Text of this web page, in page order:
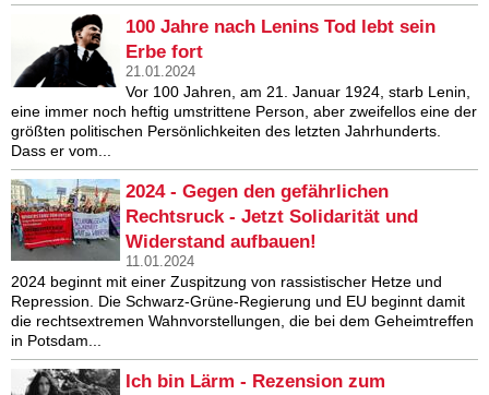
100 Jahre nach Lenins Tod lebt sein
Erbe fort
21.01.2024
Vor 100 Jahren, am 21. Januar 1924, starb Lenin,
eine immer noch heftig umstrittene Person, aber zweifellos eine der
größten politischen Persönlichkeiten des letzten Jahrhunderts.
Dass er vom...
2024 - Gegen den gefährlichen
Rechtsruck - Jetzt Solidarität und
Widerstand aufbauen!
11.01.2024
2024 beginnt mit einer Zuspitzung von rassistischer Hetze und
Repression. Die Schwarz-Grüne-Regierung und EU beginnt damit
die rechtsextremen Wahnvorstellungen, die bei dem Geheimtreffen
in Potsdam...
Ich bin Lärm - Rezension zum